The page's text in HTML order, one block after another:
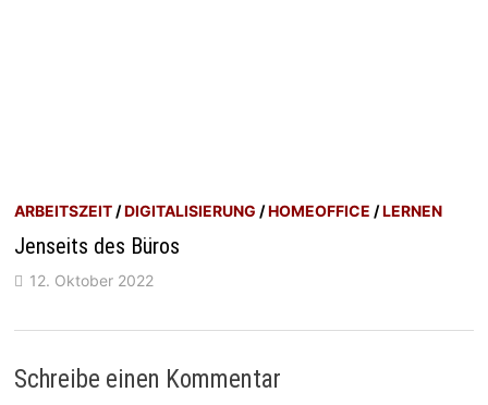
ARBEITSZEIT /DIGITALISIERUNG /HOMEOFFICE /LERNEN
Jenseits des Büros
12. Oktober 2022
Schreibe einen Kommentar